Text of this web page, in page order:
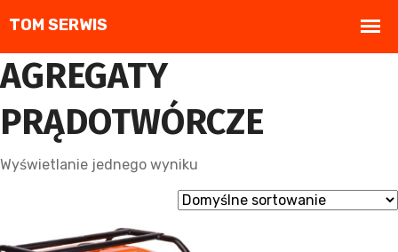
AGREGATY
PRĄDOTWÓRCZE
Wyświetlanie jednego wyniku